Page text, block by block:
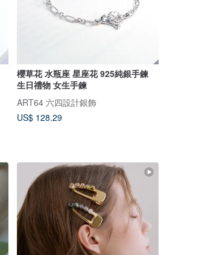
櫻草花 水瓶座 星座花 925純銀手鍊
生日禮物 女生手鍊
ART64 六四設計銀飾
US$ 128.29